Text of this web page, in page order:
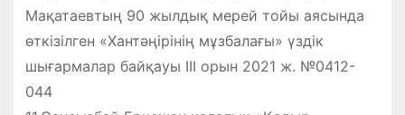
Мақатаевтың 90 жылдық мерей тойы аясында
өткізілген «Хантәңірінің мұзбалағы» үздік
шығармалар байқауы ІІІ орын 2021 ж. №0412-
044